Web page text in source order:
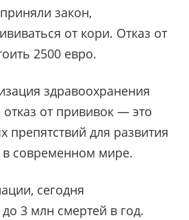
закон,
от кори. Отказ от
2500 евро.
здравоохранения
отказ от прививок — это
препятствий для развития
в современном мире.
сегодня
3 млн смертей в год.